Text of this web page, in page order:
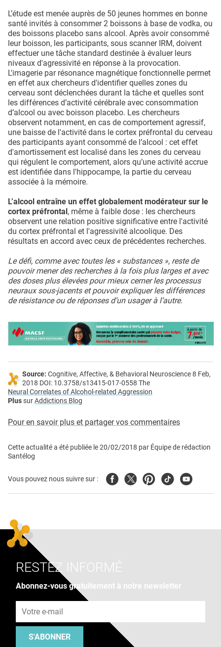
L’étude est menée auprès de 50 jeunes hommes en bonne
santé invités à consommer 2 boissons à base de vodka, ou
des boissons placebo sans alcool. Après avoir consommé
leur boisson, les participants, sous scanner IRM, doivent
effectuer une tâche standard destinée à évaluer leurs
niveaux d'agressivité en réponse à la provocation.
L'imagerie par résonance magnétique fonctionnelle permet
en effet aux chercheurs d'identifier quelles zones du
cerveau sont déclenchées durant la tâche et quelles sont
les différences d’activité cérébrale avec consommation
d’alcool ou avec boisson placebo. Les chercheurs
observent notamment, en cas de comportement agressif,
une baisse de l'activité dans le cortex préfrontal du cerveau
des participants ayant consommé de l’alcool : cet effet
d'amortissement est localisé dans les zones du cerveau
qui régulent le comportement, alors qu’une activité accrue
est identifiée dans l'hippocampe, la partie du cerveau
associée à la mémoire.
L’alcool entraîne un effet globalement modérateur sur le
cortex préfrontal , même à faible dose : les chercheurs
observent une relation positive significative entre l'activité
du cortex préfrontal et l'agressivité alcoolique. Des
résultats en accord avec ceux de précédentes recherches.
Le défi, comme avec toutes les « substances », reste de
pouvoir mener des recherches à la fois plus larges et avec
des doses plus élevées pour mieux cerner les processus
neuraux sous-jacents et pouvoir expliquer les différences
de résistance ou de réponses d’un usager à l’autre.
Source: Cognitive, Affective, & Behavioral Neuroscience 8 Feb,
2018 DOI: 10.3758/s13415-017-0558 The
Neural Correlates of Alcohol-related Aggression
PlussurAddictions Blog
Pour en savoir plus et partager vos commentaires
Cette actualité a été publiée le20/02/2018 par Équipe de rédaction
Santélog
Vous pouvez nous suivre sur : FacebookTwitterPinterest
TiktokYoutube
RESTEZ INFORMÉ
Abonnez-vous gratuitement à notre newsletter
S'ABONNER